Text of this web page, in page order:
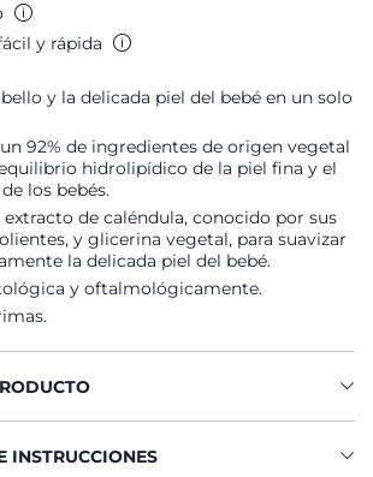
y rápida
y la delicada piel del bebé en un solo
92% de ingredientes de origen vegetal
hidrolipídico de la piel fina y el
los bebés.
de caléndula, conocido por sus
y glicerina vegetal, para suavizar
la delicada piel del bebé.
y oftalmológicamente.
INSTRUCCIONES